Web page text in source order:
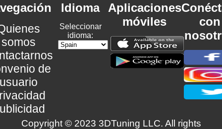
somos
de
Idioma
Seleccionar
idioma:
Aplicaciones
móviles
con
Copyright © 2023 3DTuning LLC. All rights